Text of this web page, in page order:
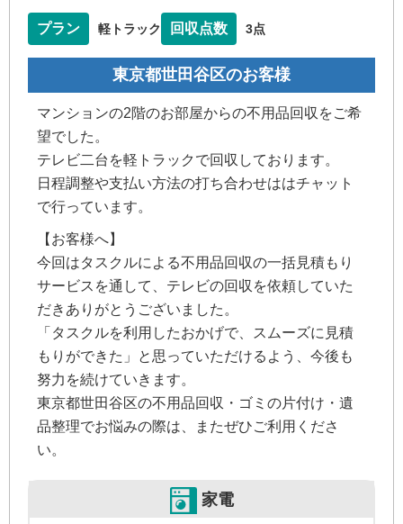
プラン 軽トラック 回収点数 3点
東京都世田谷区のお客様
マンションの2階のお部屋からの不用品回収をご希
望でした。
テレビ二台を軽トラックで回収しております。
日程調整や支払い方法の打ち合わせははチャット
で行っています。
【お客様へ】
今回はタスクルによる不用品回収の一括見積もり
サービスを通して、テレビの回収を依頼していた
だきありがとうございました。
「タスクルを利用したおかげで、スムーズに見積
もりができた」と思っていただけるよう、今後も
努力を続けていきます。
東京都世田谷区の不用品回収・ゴミの片付け・遺
品整理でお悩みの際は、またぜひご利用くださ
い。
家電